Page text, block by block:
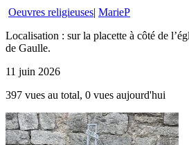
Oeuvres religieuses| MarieP
Localisation : sur la placette à côté de
de Gaulle.
11 juin 2026
397 vues au total, 0 vues aujourd'hui